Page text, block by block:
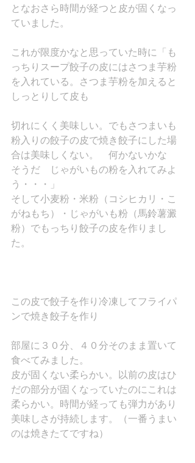
となおさら時間が経つと皮が固くなっ
ていました。
これが限度かなと思っていた時に「も
っちりスープ餃子の皮にはさつま芋粉
を入れている。さつま芋粉を加えると
しっとりして皮も
切れにくく美味しい。でもさつまいも
粉入りの餃子の皮で焼き餃子にした場
合は美味しくない。　何かないかな
そうだ　じゃがいもの粉を入れてみよ
う・・・」
そして小麦粉・米粉（コシヒカリ・こ
がねもち）・じゃがいも粉（馬鈴薯澱
粉）でもっちり餃子の皮を作りまし
た。
この皮で餃子を作り冷凍してフライパ
ンで焼き餃子を作り
部屋に３０分、４０分そのまま置いて
食べてみました。
皮が固くない柔らかい。以前の皮はひ
だの部分が固くなっていたのにこれは
柔らかい。時間が経っても弾力があり
美味しさが持続します。（一番うまい
のは焼きたてですね）